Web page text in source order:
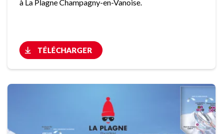
à La Plagne Champagny-en-Vanoise.
TÉLÉCHARGER